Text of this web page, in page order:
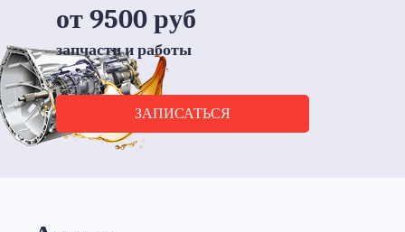
от 9500 руб
запчасти и работы
ЗАПИСАТЬСЯ